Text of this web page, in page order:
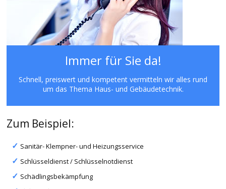
Immer für Sie da!
Schnell, preiswert und kompetent vermitteln wir alles rund
um das Thema Haus- und Gebäudetechnik.
Zum Beispiel:
Sanitär- Klempner- und Heizungsservice
Schlüsseldienst / Schlüsselnotdienst
Schädlingsbekämpfung